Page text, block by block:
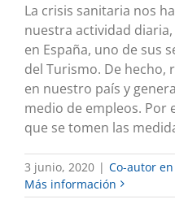
La crisis sanitaria nos
nuestra actividad
en España, uno de sus
del Turismo. De hecho,
en nuestro país y
medio de empleos. Por
que se tomen las
3 junio, 2020 | Co-autor
Más información